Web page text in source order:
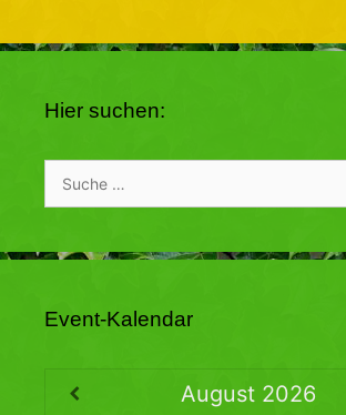
Hier suchen:
nach:
Event-Kalendar
August 2026